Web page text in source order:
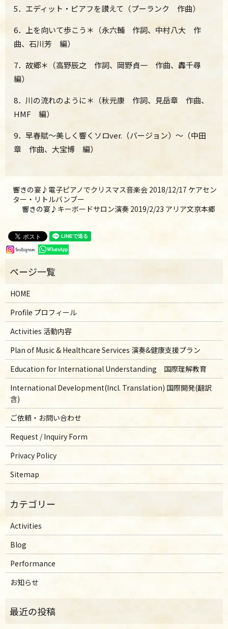
5．エディット・ピアフを讃えて（プーランク 作曲）
6．上を向いて歩こう＊（永六輔 作詞、中村八大 作
曲、石川芳 編）
7．故郷＊（高野辰之 作詞、岡野貞一 作曲、轟千尋
編）
8．川の流れのように＊（秋元康 作詞、見岳章 作曲、
HMF 編）
9．早春賦～美しく響くソロver.（バージョン）～（中田
章 作曲、大宝博 編）
響きの宴♪電子ピアノでクリスマス音楽会 2018/12/17 ケアセン
ター・リトルバンブー
響きの宴♪キーボードサロン演奏 2019/2/23 アリア文京本郷
HOME
Profile プロフィール
Activities 活動内容
Plan of Music & Healthcare Services 演奏&健康支援プラン
Education for International Understanding 国際理解教育
International Development(Incl. Translation) 国際開発(翻訳
含)
ご依頼・お問い合わせ
Request / Inquiry Form
Privacy Policy
Sitemap
Activities
Blog
Performance
お知らせ